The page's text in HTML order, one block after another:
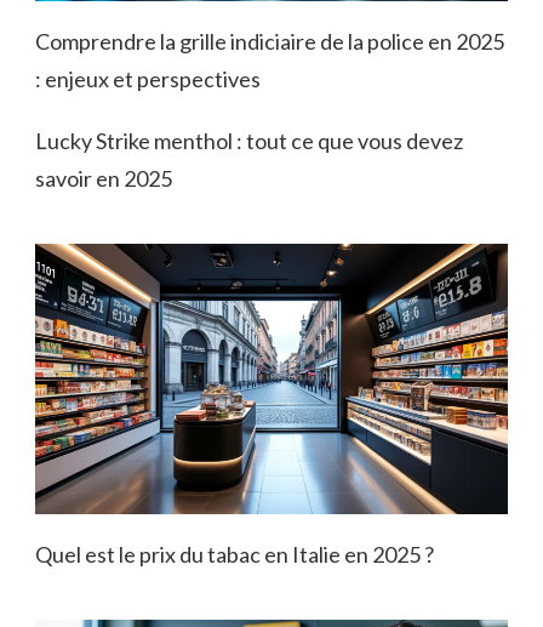
Comprendre la grille indiciaire de la police en 2025
: enjeux et perspectives
Lucky Strike menthol : tout ce que vous devez
savoir en 2025
Quel est le prix du tabac en Italie en 2025 ?